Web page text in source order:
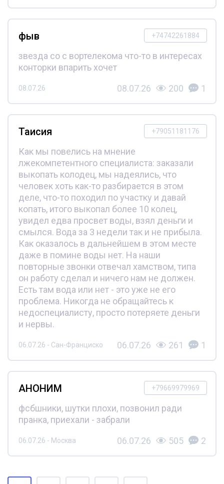
+74742261884
фыв
звезда со с вортелекома что-то в интересах
конторки впарить хочет
08.07.26 08.07.26 200 1
+79051181176
Таисия
Как мы повелись на мнение
лжекомпетентного специалиста: заказали
выкопать колодец, мы надеялись, что
человек хоть как-то разбирается в этом
деле, что-то походил по участку и давай
копать, итого выкопал более 10 колец,
увидел едва просвет воды, взял деньги и
смылся. Вода за 3 недели так и не прибыла.
Как оказалось в дальнейшем в этом месте
даже в помине воды нет. На наши
повторные звонки отвечал хамством, типа
он работу сделал и ничего нам не должен.
Есть там вода или нет - это уже не его
проблема. Никогда не обращайтесь к
недоспециалисту, просто потеряете деньги
и нервы.
06.07.26 - Сан-Франциско 06.07.26 261 1
+79669979969
АНОНИМ
фсбшники, шутки плохи, позвонил ради
пранка, приехали - забрали
06.07.26 - Москва 06.07.26 505 2